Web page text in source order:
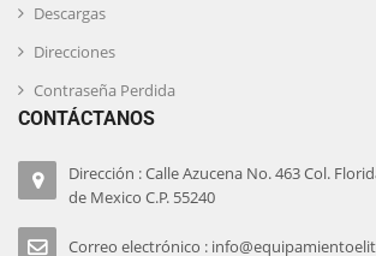
Descargas
Direcciones
Contraseña Perdida
CONTÁCTANOS
Dirección : Calle Azucena No. 463 Col.
de Mexico C.P. 55240
Correo electrónico :